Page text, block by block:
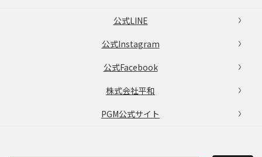
公式LINE
公式Instagram
公式Facebook
株式会社平和
PGM公式サイト